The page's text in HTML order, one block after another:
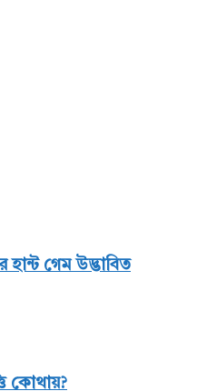
হান্ট গেম উদ্ভাবিত
কোথায়?